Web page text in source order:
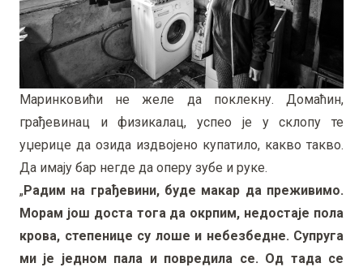
Маринковићи не желе да поклекну. Домаћин,
грађевинац и физикалац, успео је у склопу те
уџерице да озида издвојено купатило, какво такво.
Да имају бар негде да оперу зубе и руке.
„Радим на грађевини, буде макар да преживимо.
Морам још доста тога да окрпим, недостаје пола
крова, степенице су лоше и небезбедне. Супруга
ми је једном пала и повредила се. Од тада се